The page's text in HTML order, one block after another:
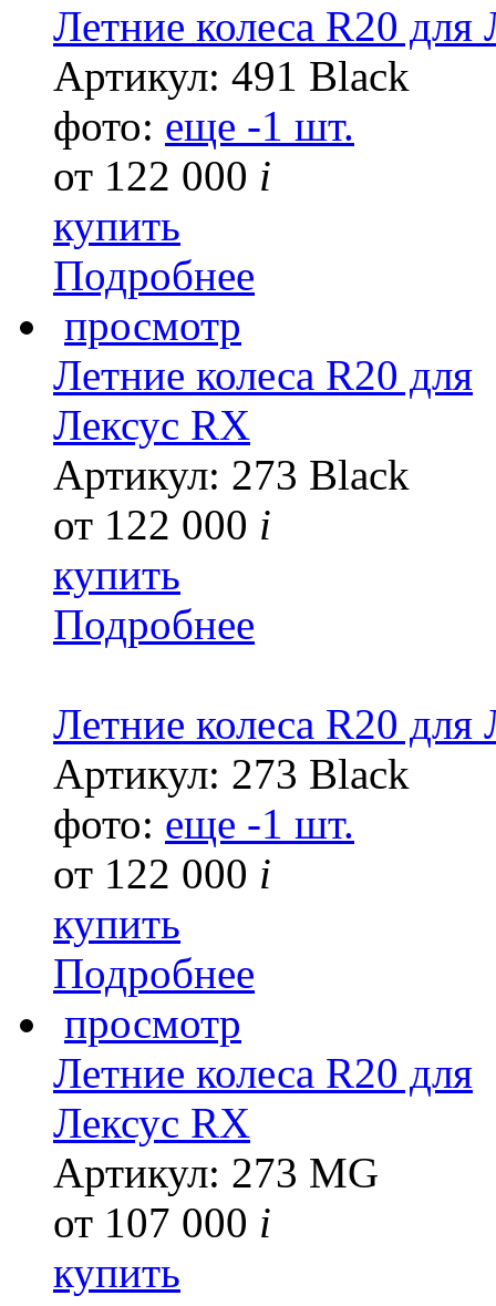
Летние колеса R20 для
Артикул: 491 Black
фото: еще -1 шт.
от 122 000 i
купить
Подробнее
просмотр
Летние колеса R20 для
Лексус RX
Артикул: 273 Black
от 122 000 i
купить
Подробнее
Летние колеса R20 для
Артикул: 273 Black
фото: еще -1 шт.
от 122 000 i
купить
Подробнее
просмотр
Летние колеса R20 для
Лексус RX
Артикул: 273 MG
от 107 000 i
купить